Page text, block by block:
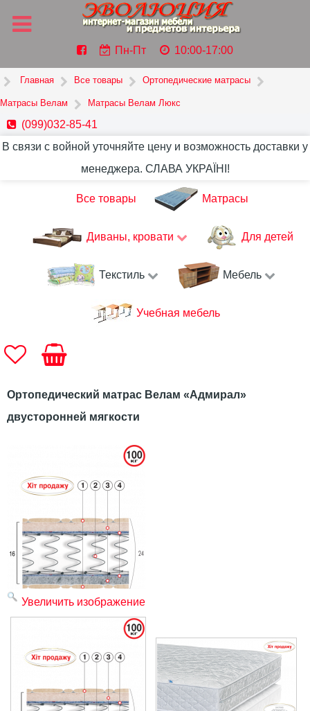
Пн-Пт 10:00-17:00
Главная Все товары Ортопедические матрасы
Матрасы Велам Матрасы Велам Люкс
(099)032-85-41
В связи с войной уточняйте цену и возможность доставки у
менеджера. СЛАВА УКРАЇНІ!
Все товары Матрасы
Диваны, кровати Для детей
Текстиль Мебель
Учебная мебель
Ортопедический матрас Велам «Адмирал»
двусторонней мягкости
Увеличить изображение